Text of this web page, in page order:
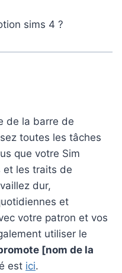
sims 4 ?
de la barre de
toutes les tâches
que votre Sim
et les traits de
dur,
et
votre patron et vos
utiliser le
[nom de la
est ici.